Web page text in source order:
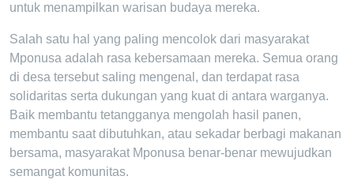
untuk menampilkan warisan budaya mereka.
Salah satu hal yang paling mencolok dari masyarakat
Mponusa adalah rasa kebersamaan mereka. Semua orang
di desa tersebut saling mengenal, dan terdapat rasa
solidaritas serta dukungan yang kuat di antara warganya.
Baik membantu tetangganya mengolah hasil panen,
membantu saat dibutuhkan, atau sekadar berbagi makanan
bersama, masyarakat Mponusa benar-benar mewujudkan
semangat komunitas.